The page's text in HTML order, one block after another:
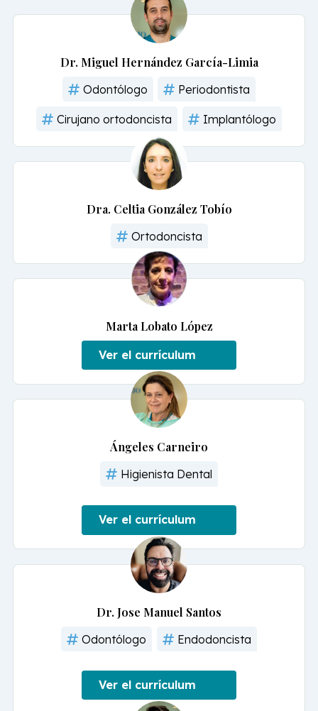
Dr. Miguel Hernández García-Limia
Odontólogo Periodontista
Cirujano ortodoncista Implantólogo
Dra. Celtia González Tobío
Ortodoncista
Marta Lobato López
Ver el currículum
Ángeles Carneiro
Higienista Dental
Ver el currículum
Dr. Jose Manuel Santos
Odontólogo Endodoncista
Ver el currículum